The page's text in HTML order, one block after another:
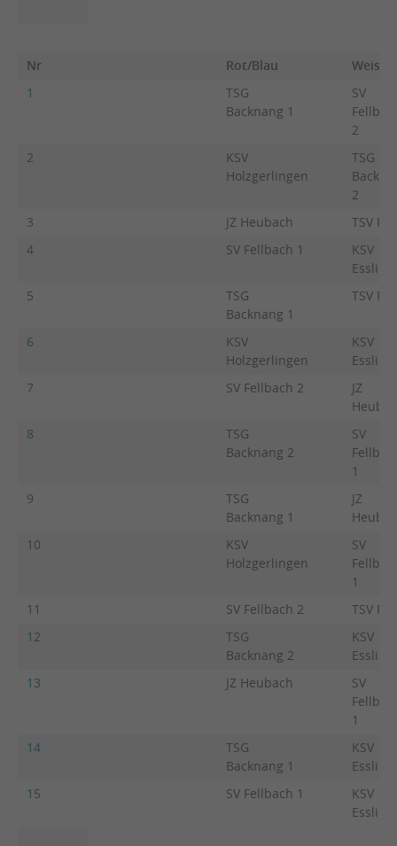
Nr Rot/Blau
Weiss
1
TSG
Backnang 1
SV
2
2
KSV
Holzgerlingen
TSG
2
3
JZ Heubach
TSV
4
SV Fellbach 1
KSV
5
TSG
Backnang 1
TSV
6
KSV
Holzgerlingen
KSV
7
SV Fellbach 2
JZ
8
TSG
Backnang 2
SV
1
9
TSG
Backnang 1
JZ
10
KSV
Holzgerlingen
SV
1
11
SV Fellbach 2
TSV
12
TSG
Backnang 2
KSV
13
JZ Heubach
SV
1
14
TSG
Backnang 1
KSV
15
SV Fellbach 1
KSV